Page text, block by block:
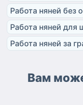
Работа няней без
Работа няней для
Работа няней за
Вам